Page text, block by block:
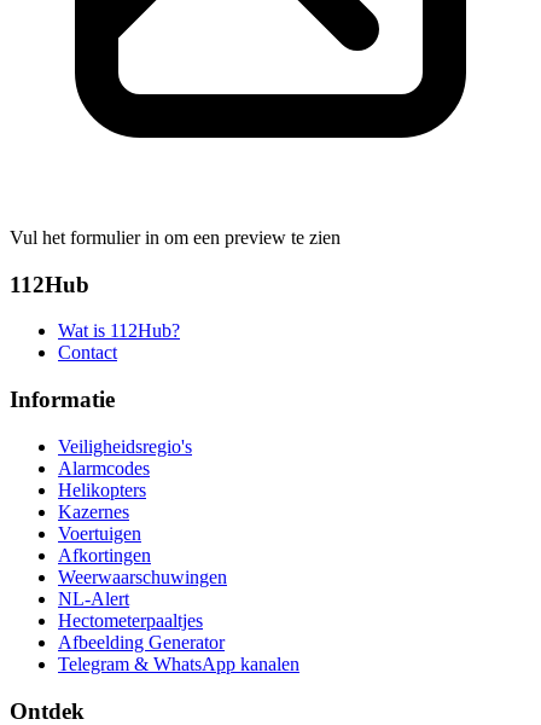
Vul het formulier in om een preview te zien
112Hub
Wat is 112Hub?
Contact
Informatie
Veiligheidsregio's
Alarmcodes
Helikopters
Kazernes
Voertuigen
Afkortingen
Weerwaarschuwingen
NL-Alert
Hectometerpaaltjes
Afbeelding Generator
Telegram & WhatsApp kanalen
Ontdek